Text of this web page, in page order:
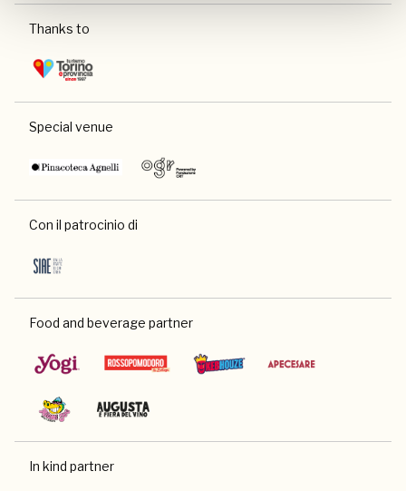
Thanks to
Special venue
Con il patrocinio di
Food and beverage partner
In kind partner